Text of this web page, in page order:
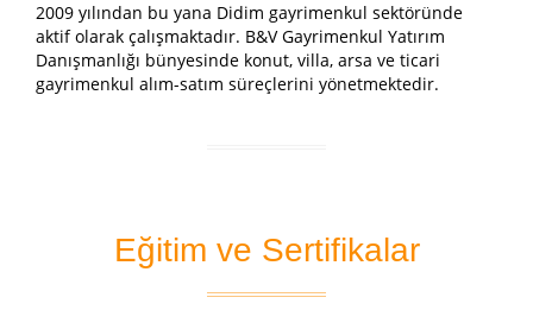
2009 yılından bu yana Didim gayrimenkul sektöründe
aktif olarak çalışmaktadır. B&V Gayrimenkul Yatırım
Danışmanlığı bünyesinde konut, villa, arsa ve ticari
gayrimenkul alım-satım süreçlerini yönetmektedir.
Eğitim ve Sertifikalar